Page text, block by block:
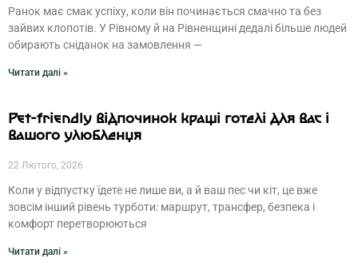
Ранок має смак успіху, коли він починається смачно та без
зайвих клопотів. У Рівному й на Рівненщині дедалі більше людей
обирають сніданок на замовлення —
Читати далі »
Pet-friendly відпочинок кращі готелі для вас і
вашого улюбленця
22 Лютого, 2026
Коли у відпустку їдете не лише ви, а й ваш пес чи кіт, це вже
зовсім інший рівень турботи: маршрут, трансфер, безпека і
комфорт перетворюються
Читати далі »